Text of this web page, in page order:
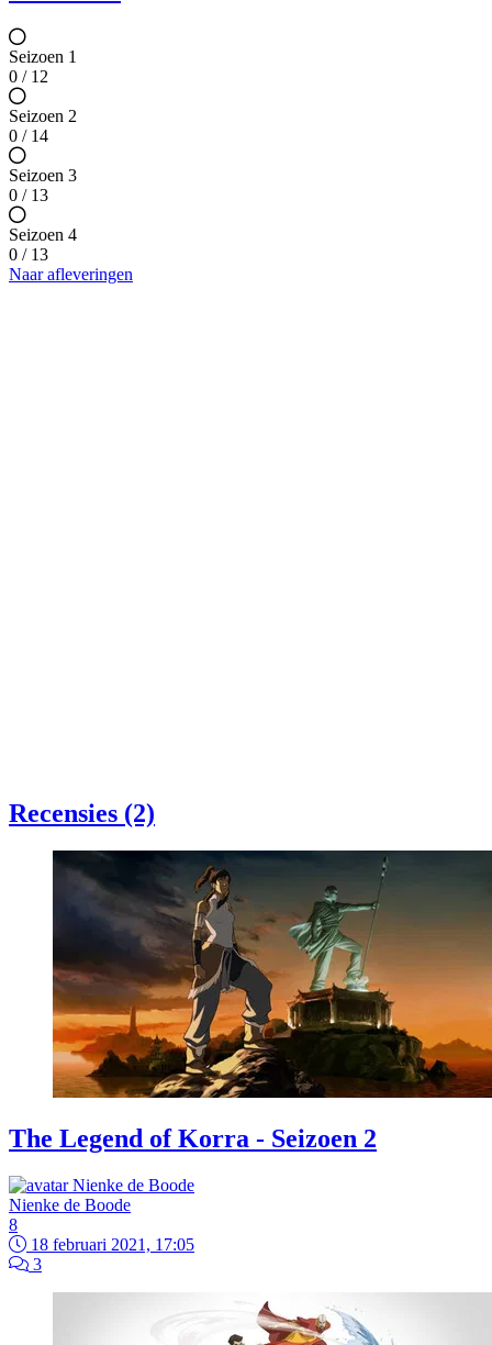
Seizoen 1
0 / 12
Seizoen 2
0 / 14
Seizoen 3
0 / 13
Seizoen 4
0 / 13
Naar afleveringen
Recensies (2)
The Legend of Korra - Seizoen 2
Nienke de Boode
8
18 februari 2021, 17:05
3